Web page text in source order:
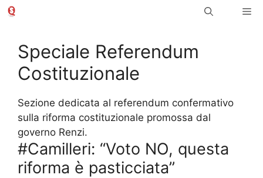
Vai
Speciale Referendum
Costituzionale
Sezione dedicata al referendum confermativo
sulla riforma costituzionale promossa dal
governo Renzi.
#Camilleri: “Voto NO, questa
riforma è pasticciata”